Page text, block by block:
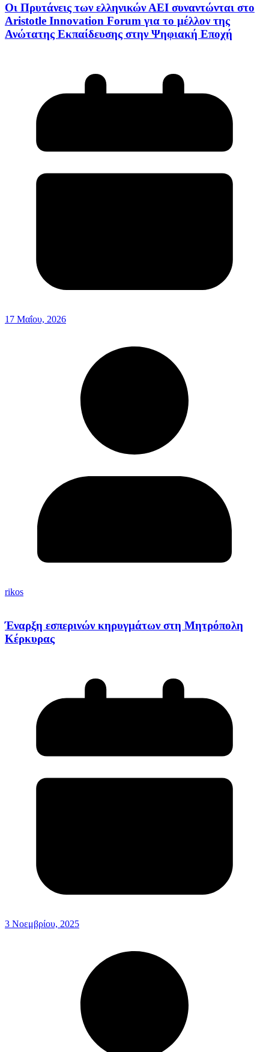
Οι Πρυτάνεις των ελληνικών ΑΕΙ συναντώνται στο
Aristotle Innovation Forum για το μέλλον της
Ανώτατης Εκπαίδευσης στην Ψηφιακή Εποχή
17 Μαΐου, 2026
rikos
Έναρξη εσπερινών κηρυγμάτων στη Μητρόπολη
Κέρκυρας
3 Νοεμβρίου, 2025